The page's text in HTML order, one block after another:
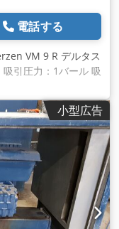
電話する
VM 9 R デルタス
引圧力：1バール 吸
に良い状態、生産か
小型広告